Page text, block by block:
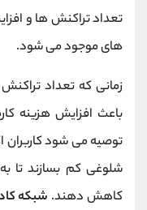
تعداد تراکنش ها و
های موجود می شود.
زمانی که تعداد
باعث افزایش هزینه
توصیه می شود کاربران
شلوغی کم بسازند تا
کاهش دهند. شبکه